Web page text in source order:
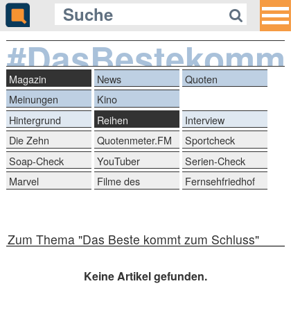
Magazin News
Quoten
Meinungen
Kino
Hintergrund
Reihen
Interview
Die Zehn
Quotenmeter.FM
Sportcheck
Soap-Check
YouTuber
Serien-Check
Marvel
Filme des
Fernsehfriedhof
Zum Thema "Das Beste kommt zum Schluss"
Keine Artikel gefunden.